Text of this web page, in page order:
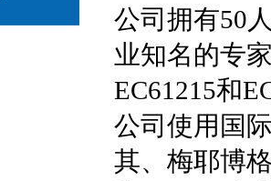
公司拥有50
业知名的专
EC61215和
公司使用国
其、梅耶博